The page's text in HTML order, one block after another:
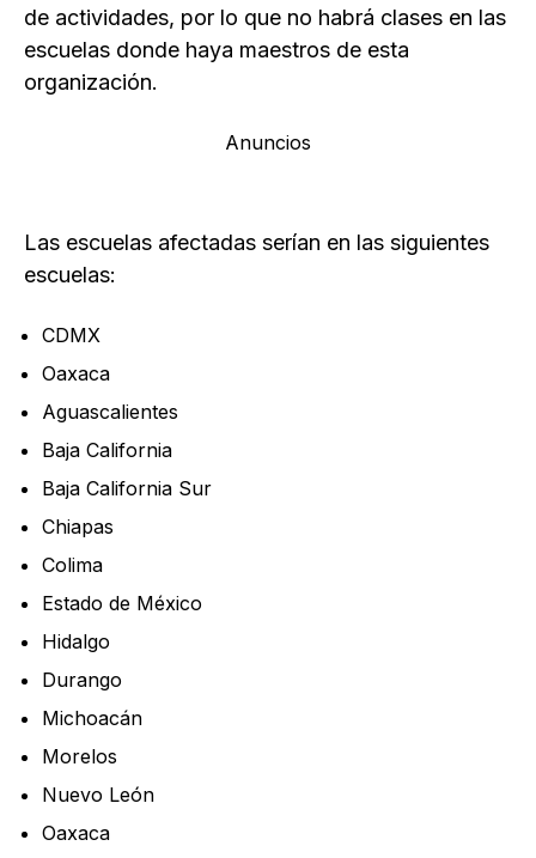
de actividades, por lo que no habrá clases en las
escuelas donde haya maestros de esta
organización.
Anuncios
Las escuelas afectadas serían en las siguientes
escuelas:
CDMX
Oaxaca
Aguascalientes
Baja California
Baja California Sur
Chiapas
Colima
Estado de México
Hidalgo
Durango
Michoacán
Morelos
Nuevo León
Oaxaca